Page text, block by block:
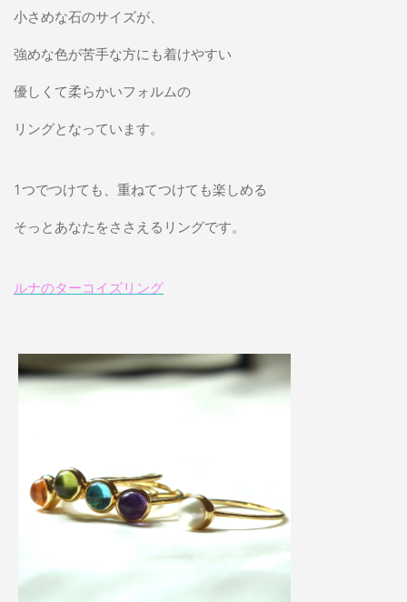
小さめな石のサイズが、
強めな色が苦手な方にも着けやすい
優しくて柔らかいフォルムの
リングとなっています。
1つでつけても、重ねてつけても楽しめる
そっとあなたをささえるリングです。
ルナのターコイズリング